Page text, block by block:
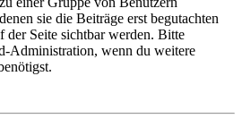
sie die Beiträge erst begutachten
der Seite sichtbar werden. Bitte
Administration, wenn du weitere